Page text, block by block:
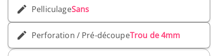
PelliculageSans
Perforation / Pré-découpeTrou de 4mm